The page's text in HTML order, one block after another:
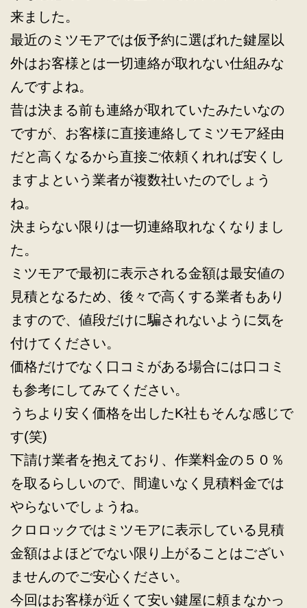
来ました。
最近のミツモアでは仮予約に選ばれた鍵屋以
外はお客様とは一切連絡が取れない仕組みな
んですよね。
昔は決まる前も連絡が取れていたみたいなの
ですが、お客様に直接連絡してミツモア経由
だと高くなるから直接ご依頼くれれば安くし
ますよという業者が複数社いたのでしょう
ね。
決まらない限りは一切連絡取れなくなりまし
た。
ミツモアで最初に表示される金額は最安値の
見積となるため、後々で高くする業者もあり
ますので、値段だけに騙されないように気を
付けてください。
価格だけでなく口コミがある場合には口コミ
も参考にしてみてください。
うちより安く価格を出したK社もそんな感じで
す(笑)
下請け業者を抱えており、作業料金の５０％
を取るらしいので、間違いなく見積料金では
やらないでしょうね。
クロロックではミツモアに表示している見積
金額はよほどでない限り上がることはござい
ませんのでご安心ください。
今回はお客様が近くて安い鍵屋に頼まなかっ